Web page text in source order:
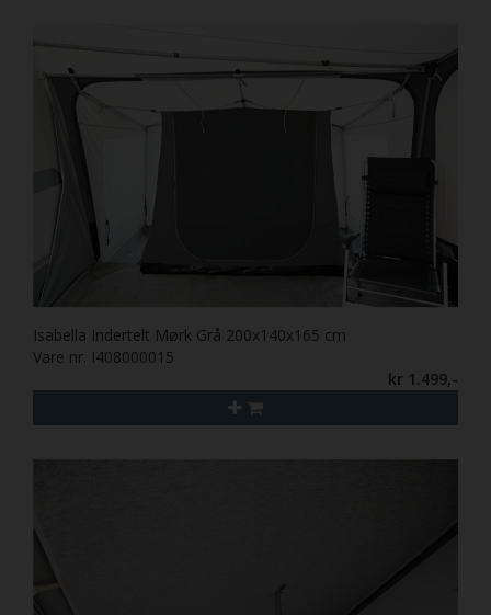
Isabella Indertelt Mørk Grå 200x140x165 cm
Vare nr. I408000015
kr 1.499,-